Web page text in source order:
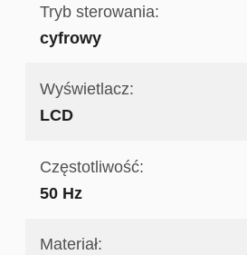
Tryb sterowania:
cyfrowy
Wyświetlacz:
LCD
Częstotliwość:
50 Hz
Materiał: